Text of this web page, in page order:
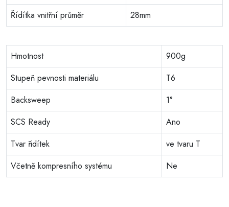
Řídítka vnitřní průměr
28mm
Hmotnost
900g
Stupeň pevnosti materiálu
T6
Backsweep
1°
SCS Ready
Ano
Tvar řidítek
ve tvaru T
Včetně kompresního systému
Ne